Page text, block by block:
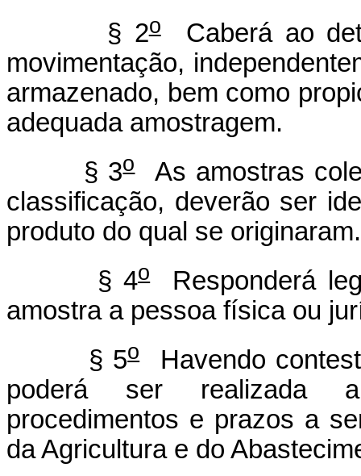
§ 2oCaberá ao
movimentação,
armazenado, bem como
adequada amostragem.
§ 3oAs amostras
classificação, deverão ser
produto do qual se originaram.
§ 4oResponderá
amostra a pessoa física ou
§ 5oHavendo
poderá ser realizada
procedimentos e prazos a
da Agricultura e do